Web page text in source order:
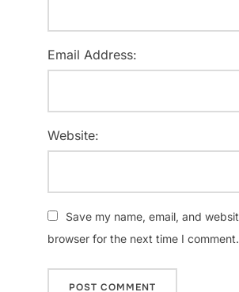
Email Address:
Website:
Save my name, email, and
browser for the next time I comment.